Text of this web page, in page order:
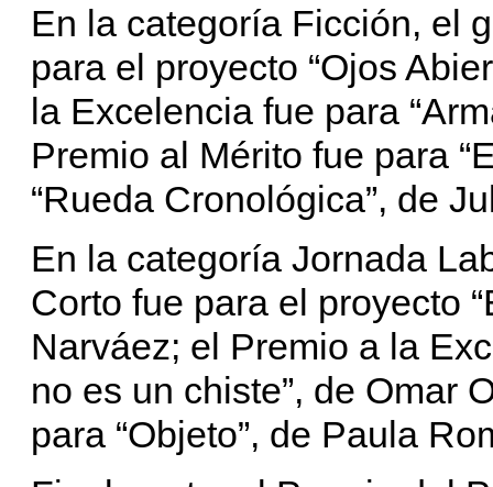
En la categoría Ficción, el
para el proyecto “Ojos
la Excelencia fue para
Premio al Mérito fue para
“Rueda Cronológica”, de
En la categoría Jornada
Corto fue para el proyecto
Narváez; el Premio a la
no es un chiste”, de Omar
para “Objeto”, de Paula